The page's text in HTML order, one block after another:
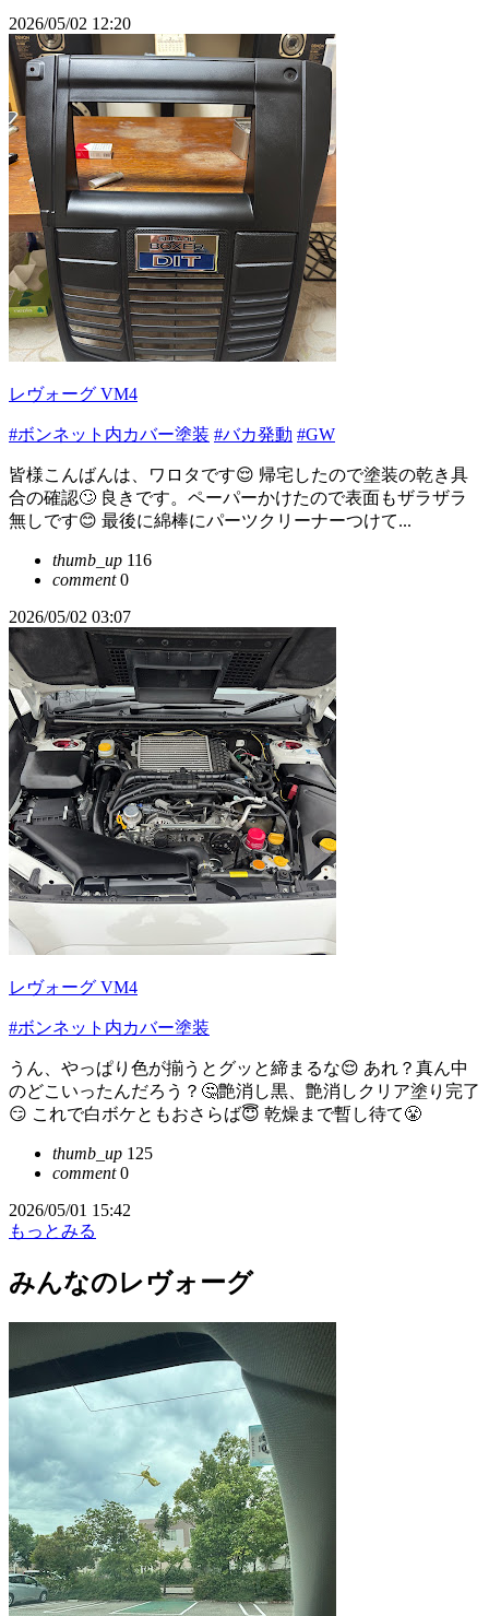
2026/05/02 12:20
レヴォーグ VM4
#ボンネット内カバー塗装 #バカ発動 #GW
皆様こんばんは、ワロタです😌 帰宅したので塗装の乾き具
合の確認🙄 良きです。ペーパーかけたので表面もザラザラ
無しです😊 最後に綿棒にパーツクリーナーつけて...
thumb_up 116
comment0
2026/05/02 03:07
レヴォーグ VM4
#ボンネット内カバー塗装
うん、やっぱり色が揃うとグッと締まるな😌 あれ？真ん中
のどこいったんだろう？🤔艶消し黒、艶消しクリア塗り完了
😏 これで白ボケともおさらば😇 乾燥まで暫し待て😤
thumb_up 125
comment0
2026/05/01 15:42
もっとみる
みんなのレヴォーグ